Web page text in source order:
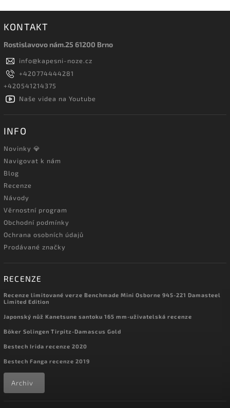
KONTAKT
Rostislavovo nám.25 61200 Brno
info@kapesni-noze.cz
+420774444281
+420541214375
Naše videa na Youtube
INFO
Novinky 💎
Navigovat k nám
Blog
Recenze
Návody
Věrnostní program
Obchodní podmínky
Ochrana osobních údajů
Prodávané značky
RECENZE
Recenze limitované verze Benchmade Mini Osborne 945-221 Damasteel
Limited Edition
Japonský nůž Kanetsune santoku 165 mm-uživatelská recenze
Böker Solingen Tirpitz-Damascus Gold
Bestech Irida recenze 2020
Bestech Fanga recenze 2019
Archiv